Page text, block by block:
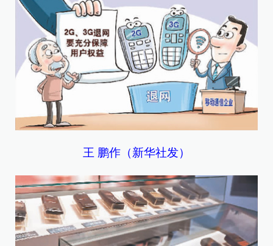
王 鹏作（新华社发）